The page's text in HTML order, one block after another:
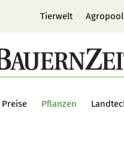
Tierwelt Agropool
Pflanzen